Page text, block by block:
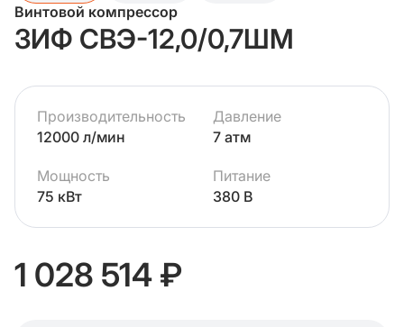
Винтовой компрессор
ЗИФ СВЭ-12,0/0,7ШМ
Производительность
12000 л/мин
Давление
7 атм
Мощность
75 кВт
Питание
380 В
1 028 514 ₽